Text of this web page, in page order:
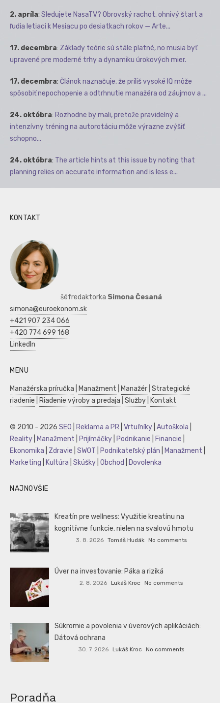
2. apríla: Sledujete NasaTV? Obrovský rachot, ohnivý štart a
ľudia letiaci k Mesiacu po desiatkach rokov — Arte...
17. decembra: Základy teórie sú stále platné, no musia byť
upravené pre moderné trhy a dynamiku úrokových mier.
17. decembra: Článok naznačuje, že príliš vysoké IQ môže
spôsobiť nepochopenie a odtrhnutie manažéra od záujmov a ...
24. októbra: Rozhodne by mali, pretože pravidelný a
intenzívny tréning na autorotáciu môže výrazne zvýšiť
schopno...
24. októbra: The article hints at this issue by noting that
planning relies on accurate information and is less e...
KONTAKT
šéfredaktorka Simona Česaná
simona@euroekonom.sk
+421 907 234 066
+420 774 699 168
LinkedIn
MENU
Manažérska príručka Manažment Manažér Strategické
riadenie
Riadenie výroby a predaja Služby Kontakt
© 2010 - 2026 SEO Reklama a PR Vrtuľníky Autoškola
Reality
Manažment Prijímáčky Podnikanie Financie
Ekonomika
Zdravie SWOT Podnikateľský plán Manažment
Marketing
Kultúra Skúšky Obchod Dovolenka
NAJNOVŠIE
Kreatín pre wellness: Využitie kreatínu na
kognitívne funkcie, nielen na svalovú hmotu
3. 8. 2026 Tomáš Hudák No comments
Úver na investovanie: Páka a riziká
2. 8. 2026 Lukáš Kroc No comments
Súkromie a povolenia v úverových aplikáciách:
Dátová ochrana
30. 7. 2026 Lukáš Kroc No comments
Poradňa